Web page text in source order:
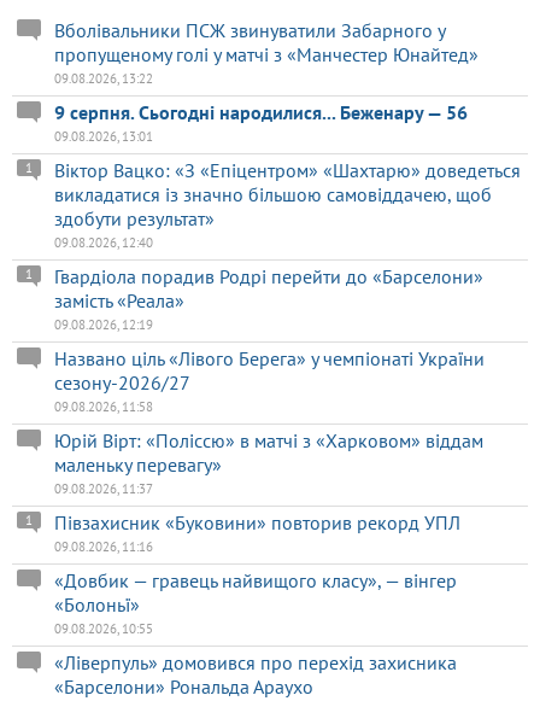
Вболівальники ПСЖ звинуватили Забарного у
пропущеному голі у матчі з «Манчестер Юнайтед»
09.08.2026, 13:22
9 серпня. Сьогодні народилися... Беженару — 56
09.08.2026, 13:01
Віктор Вацко: «З «Епіцентром» «Шахтарю» доведеться
викладатися із значно більшою самовіддачею, щоб
здобути результат»
1
09.08.2026, 12:40
Гвардіола порадив Родрі перейти до «Барселони»
замість «Реала»
1
09.08.2026, 12:19
Названо ціль «Лівого Берега» у чемпіонаті України
сезону-2026/27
09.08.2026, 11:58
Юрій Вірт: «Поліссю» в матчі з «Харковом» віддам
маленьку перевагу»
09.08.2026, 11:37
Півзахисник «Буковини» повторив рекорд УПЛ
1
09.08.2026, 11:16
«Довбик — гравець найвищого класу», — вінгер
«Болоньї»
09.08.2026, 10:55
«Ліверпуль» домовився про перехід захисника
«Барселони» Рональда Араухо